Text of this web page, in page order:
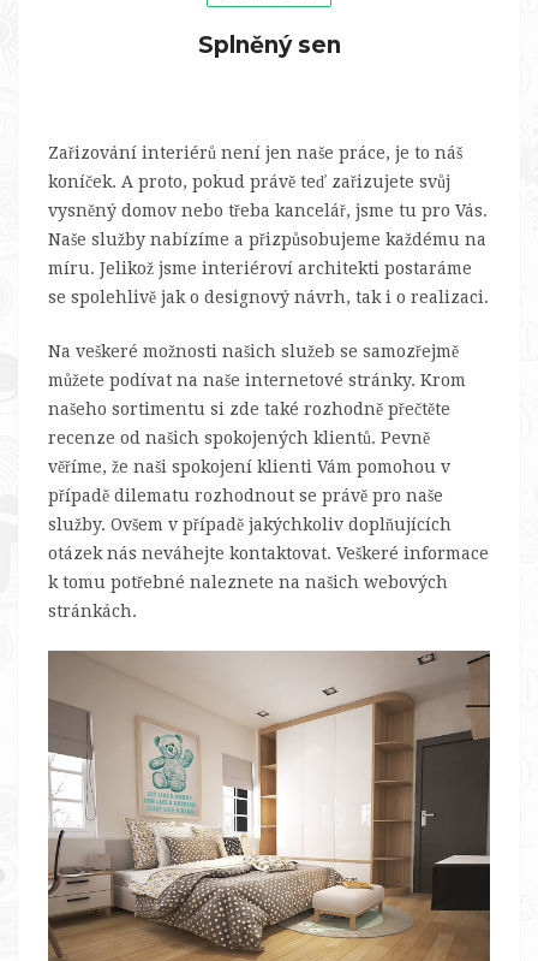
Splněný sen
Zařizování interiérů není jen naše práce, je to náš
koníček. A proto, pokud právě teď zařizujete svůj
vysněný domov nebo třeba kancelář, jsme tu pro Vás.
Naše služby nabízíme a přizpůsobujeme každému na
míru. Jelikož jsme interiéroví architekti postaráme
se spolehlivě jak o designový návrh, tak i o realizaci.
Na veškeré možnosti našich služeb se samozřejmě
můžete podívat na naše internetové stránky. Krom
našeho sortimentu si zde také rozhodně přečtěte
recenze od našich spokojených klientů. Pevně
věříme, že naši spokojení klienti Vám pomohou v
případě dilematu rozhodnout se právě pro naše
služby. Ovšem v případě jakýchkoliv doplňujících
otázek nás neváhejte kontaktovat. Veškeré informace
k tomu potřebné naleznete na našich webových
stránkách.